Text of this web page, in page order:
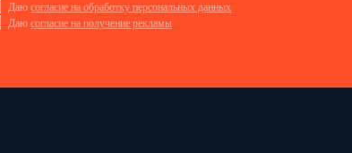
Даю согласие на обработку персональных данных
Даю согласие на получение рекламы